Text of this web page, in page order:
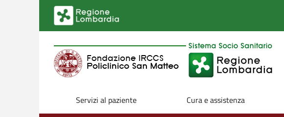
Salta al contenuto principale
Servizi al paziente Cura e assistenza